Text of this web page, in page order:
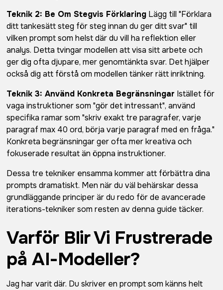
Teknik 2: Be Om Stegvis Förklaring Lägg till "Förklara
ditt tankesätt steg för steg innan du ger ditt svar" till
vilken prompt som helst där du vill ha reflektion eller
analys. Detta tvingar modellen att visa sitt arbete och
ger dig ofta djupare, mer genomtänkta svar. Det hjälper
också dig att förstå om modellen tänker rätt inriktning.
Teknik 3: Använd Konkreta Begränsningar Istället för
vaga instruktioner som "gör det intressant", använd
specifika ramar som "skriv exakt tre paragrafer, varje
paragraf max 40 ord, börja varje paragraf med en fråga."
Konkreta begränsningar ger ofta mer kreativa och
fokuserade resultat än öppna instruktioner.
Dessa tre tekniker ensamma kommer att förbättra dina
prompts dramatiskt. Men när du väl behärskar dessa
grundläggande principer är du redo för de avancerade
iterations-tekniker som resten av denna guide täcker.
Varför Blir Vi Frustrerade
på AI-Modeller?
Jag har varit där. Du skriver en prompt som känns helt